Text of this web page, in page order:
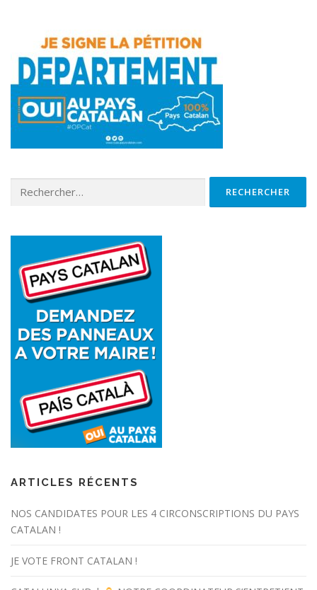
ARTICLES RÉCENTS
NOS CANDIDATES POUR LES 4 CIRCONSCRIPTIONS DU PAYS
CATALAN !
JE VOTE FRONT CATALAN !